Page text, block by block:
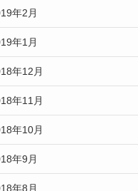
年2月
年1月
年12月
年11月
年10月
年9月
年8月